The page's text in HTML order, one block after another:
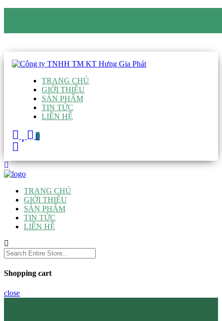
TRANG CHỦ
GIỚI THIỆU
SẢN PHẨM
TIN TỨC
LIÊN HỆ
0
TRANG CHỦ
GIỚI THIỆU
SẢN PHẨM
TIN TỨC
LIÊN HỆ
Shopping cart
close